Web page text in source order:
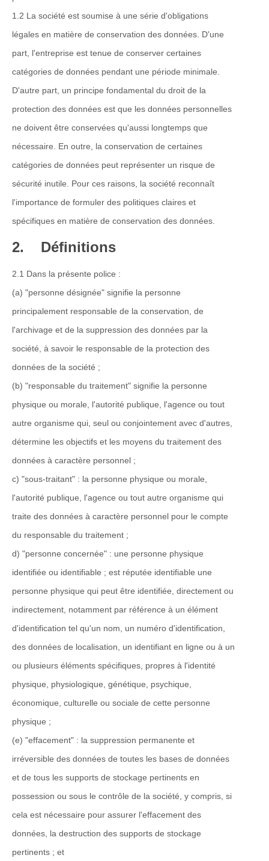
1.2 La société est soumise à une série d'obligations
légales en matière de conservation des données. D'une
part, l'entreprise est tenue de conserver certaines
catégories de données pendant une période minimale.
D'autre part, un principe fondamental du droit de la
protection des données est que les données personnelles
ne doivent être conservées qu'aussi longtemps que
nécessaire. En outre, la conservation de certaines
catégories de données peut représenter un risque de
sécurité inutile. Pour ces raisons, la société reconnaît
l'importance de formuler des politiques claires et
spécifiques en matière de conservation des données.
2. Définitions
2.1 Dans la présente police :
(a) "personne désignée" signifie la personne
principalement responsable de la conservation, de
l'archivage et de la suppression des données par la
société, à savoir le responsable de la protection des
données de la société ;
(b) "responsable du traitement" signifie la personne
physique ou morale, l'autorité publique, l'agence ou tout
autre organisme qui, seul ou conjointement avec d'autres,
détermine les objectifs et les moyens du traitement des
données à caractère personnel ;
c) "sous-traitant" : la personne physique ou morale,
l'autorité publique, l'agence ou tout autre organisme qui
traite des données à caractère personnel pour le compte
du responsable du traitement ;
d) "personne concernée" : une personne physique
identifiée ou identifiable ; est réputée identifiable une
personne physique qui peut être identifiée, directement ou
indirectement, notamment par référence à un élément
d'identification tel qu'un nom, un numéro d'identification,
des données de localisation, un identifiant en ligne ou à un
ou plusieurs éléments spécifiques, propres à l'identité
physique, physiologique, génétique, psychique,
économique, culturelle ou sociale de cette personne
physique ;
(e) "effacement" : la suppression permanente et
irréversible des données de toutes les bases de données
et de tous les supports de stockage pertinents en
possession ou sous le contrôle de la société, y compris, si
cela est nécessaire pour assurer l'effacement des
données, la destruction des supports de stockage
pertinents ; et